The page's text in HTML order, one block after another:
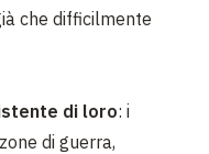
che difficilmente
di loro: i
di guerra,